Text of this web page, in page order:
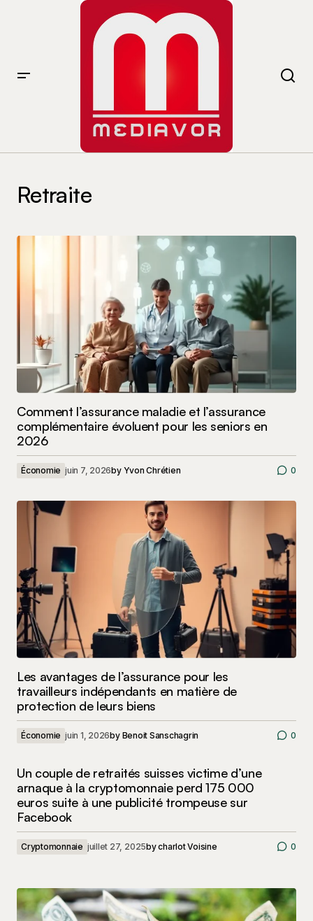
Retraite
Comment l’assurance maladie et l’assurance
complémentaire évoluent pour les seniors en
2026
Économie juin 7, 2026by Yvon Chrétien 0
Les avantages de l’assurance pour les
travailleurs indépendants en matière de
protection de leurs biens
Économie juin 1, 2026by Benoit Sanschagrin 0
Un couple de retraités suisses victime d’une
arnaque à la cryptomonnaie perd 175 000
euros suite à une publicité trompeuse sur
Facebook
Cryptomonnaie juillet 27, 2025bycharlot Voisine 0